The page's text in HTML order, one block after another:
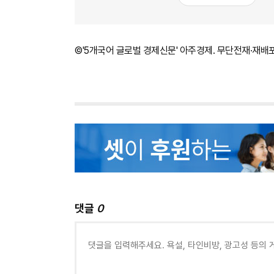
©'5개국어 글로벌 경제신문' 아주경제. 무단전재·재배
댓글 0